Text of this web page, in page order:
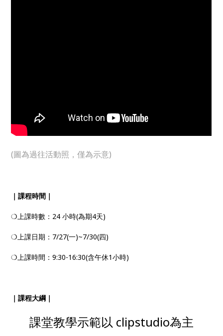
(圖為過往活動照，僅為示意)
｜課程時間｜
❍上課時數：24 小時(為期4天)
❍上課日期：7/27(一)~7/30(四)
❍上課時間：9:30-16:30(含午休1小時)
｜課程大綱｜
課堂教學示範以 clipstudio為主